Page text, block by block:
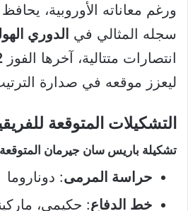
ورغم معاناته الأوروبية،
سجله المثالي في الدوري
انتصارات متتالية، آخرها الفوز
ليعزز موقعه في صدارة
التشكيلات المتوقعة
تشكيلة باريس سان جيرمان
حراسة المرمى: دوناروما
خط الدفاع: حكيمي،